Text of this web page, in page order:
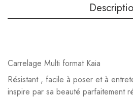
Carrelage Multi format Kaia
Résistant , facile à poser et à
inspire par sa beauté parfaitement